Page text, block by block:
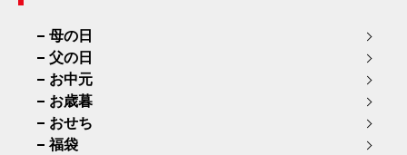
母の日
父の日
お中元
お歳暮
おせち
福袋